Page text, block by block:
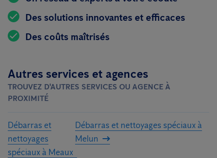
Des solutions innovantes et efficaces
Des coûts maîtrisés
Autres services et agences
TROUVEZ D'AUTRES SERVICES OU AGENCE À
PROXIMITÉ
Débarras et
nettoyages
spéciaux à Meaux
Débarras et nettoyages spéciaux à
Melun